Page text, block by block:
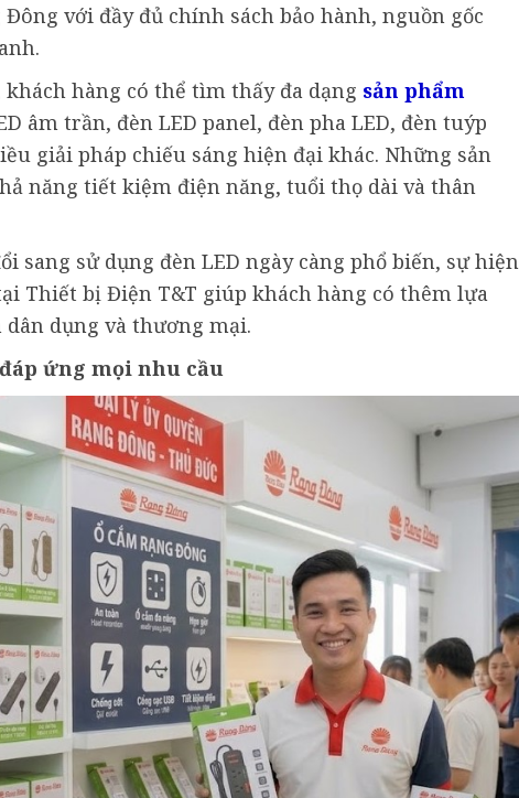
với đầy đủ chính sách bảo hành, nguồn gốc
hàng có thể tìm thấy đa dạng sản phẩm
âm trần, đèn LED panel, đèn pha LED, đèn tuýp
giải pháp chiếu sáng hiện đại khác. Những sản
năng tiết kiệm điện năng, tuổi thọ dài và thân
sang sử dụng đèn LED ngày càng phổ biến, sự hiện
Thiết bị Điện T&T giúp khách hàng có thêm lựa
dụng và thương mại.
ứng mọi nhu cầu